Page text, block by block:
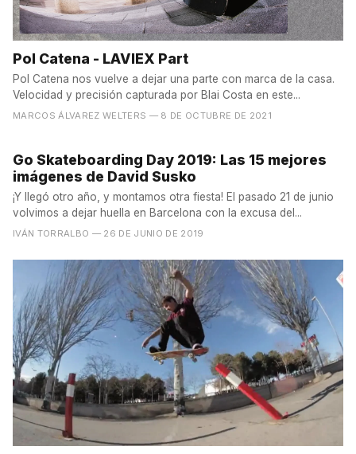
Pol Catena - LAVIEX Part
Pol Catena nos vuelve a dejar una parte con marca de la casa.
Velocidad y precisión capturada por Blai Costa en este...
MARCOS ÁLVAREZ WELTERS — 8 DE OCTUBRE DE 2021
Go Skateboarding Day 2019: Las 15 mejores
imágenes de David Susko
¡Y llegó otro año, y montamos otra fiesta! El pasado 21 de junio
volvimos a dejar huella en Barcelona con la excusa del...
IVÁN TORRALBO — 26 DE JUNIO DE 2019